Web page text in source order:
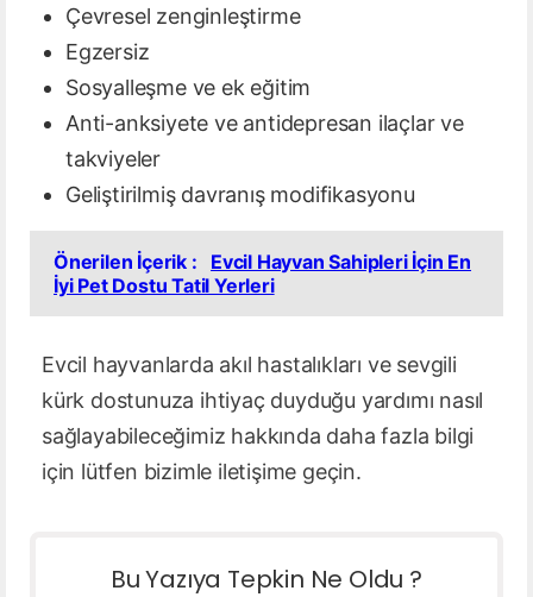
Çevresel zenginleştirme
Egzersiz
Sosyalleşme ve ek eğitim
Anti-anksiyete ve antidepresan ilaçlar ve
takviyeler
Geliştirilmiş davranış modifikasyonu
Önerilen İçerik :
Evcil Hayvan Sahipleri İçin En
İyi Pet Dostu Tatil Yerleri
Evcil hayvanlarda akıl hastalıkları ve sevgili
kürk dostunuza ihtiyaç duyduğu yardımı nasıl
sağlayabileceğimiz hakkında daha fazla bilgi
için lütfen bizimle iletişime geçin.
Bu Yazıya Tepkin Ne Oldu ?